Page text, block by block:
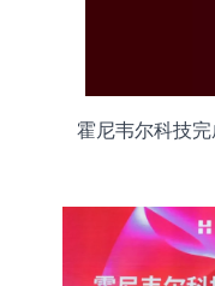
霍尼韦尔科技